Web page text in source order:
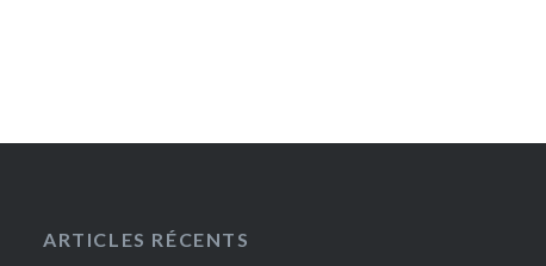
ARTICLES RÉCENTS